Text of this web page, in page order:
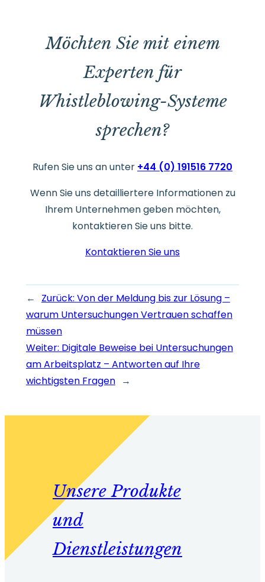
Möchten Sie mit einem
Experten für
Whistleblowing-Systeme
sprechen?
Rufen Sie uns an unter +44 (0) 191516 7720
Wenn Sie uns detailliertere Informationen zu
Ihrem Unternehmen geben möchten,
kontaktieren Sie uns bitte.
Kontaktieren Sie uns
← Zurück: Von der Meldung bis zur Lösung –
warum Untersuchungen Vertrauen schaffen
müssen
Weiter: Digitale Beweise bei Untersuchungen
am Arbeitsplatz – Antworten auf Ihre
wichtigsten Fragen →
Unsere Produkte
und
Dienstleistungen